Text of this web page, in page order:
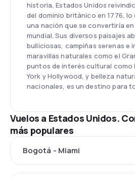
historia, Estados Unidos
del dominio británico en 1776, lo
una nación que se convertiría
mundial. Sus diversos paisajes
bulliciosas, campiñas serenas e
maravillas naturales como el
puntos de interés cultural como
York y Hollywood, y belleza
nacionales, es un destino para
Vuelos a Estados Unidos.
más populares
Bogotá - Miami